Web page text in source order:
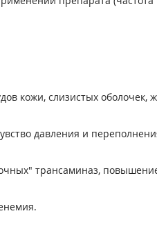
кожи, слизистых оболочек,
давления и
трансаминаз,